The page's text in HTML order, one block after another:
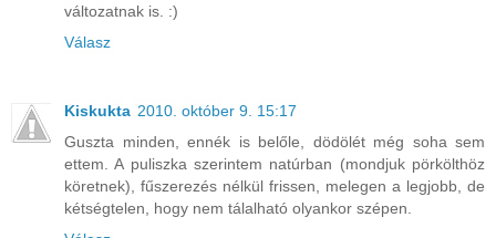
változatnak is. :)
Válasz
Kiskukta 2010. október 9. 15:17
Guszta minden, ennék is belőle, dödölét még soha sem
ettem. A puliszka szerintem natúrban (mondjuk pörkölthöz
köretnek), fűszerezés nélkül frissen, melegen a legjobb, de
kétségtelen, hogy nem tálalható olyankor szépen.